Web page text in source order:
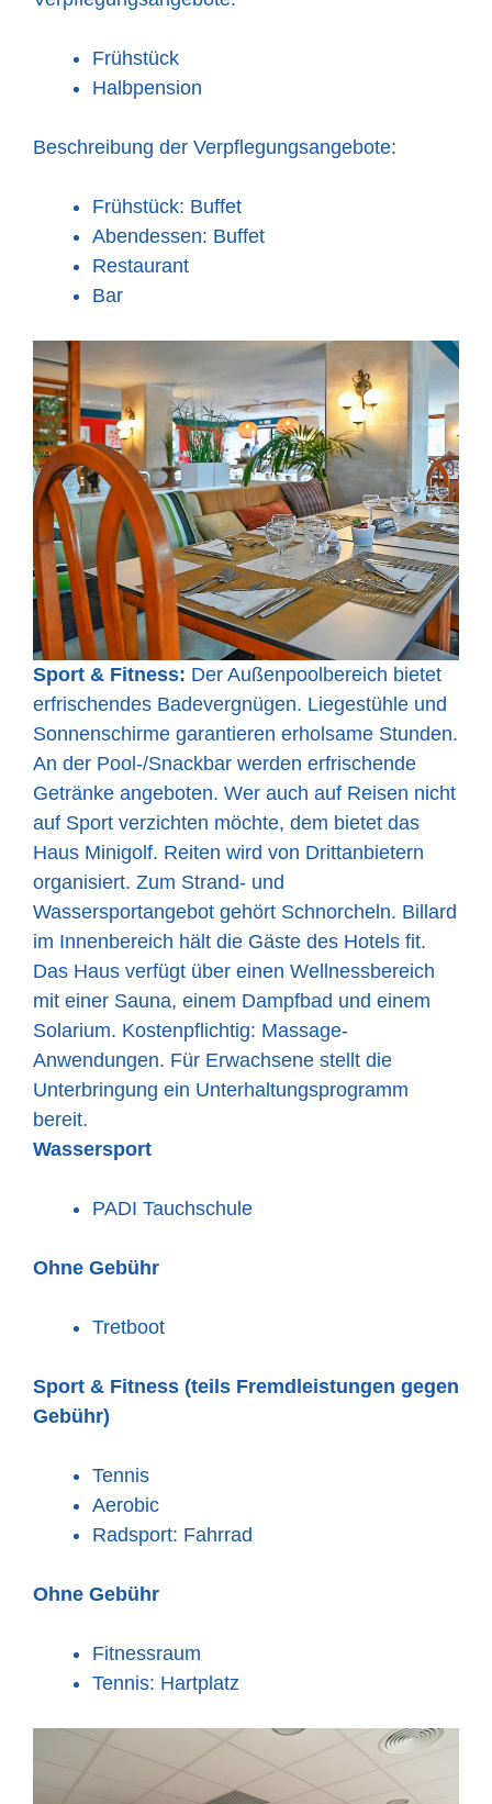
Frühstück
Halbpension
Beschreibung der Verpflegungsangebote:
Frühstück: Buffet
Abendessen: Buffet
Restaurant
Bar
Sport & Fitness: Der Außenpoolbereich bietet
erfrischendes Badevergnügen. Liegestühle und
Sonnenschirme garantieren erholsame Stunden.
An der Pool-/Snackbar werden erfrischende
Getränke angeboten. Wer auch auf Reisen nicht
auf Sport verzichten möchte, dem bietet das
Haus Minigolf. Reiten wird von Drittanbietern
organisiert. Zum Strand- und
Wassersportangebot gehört Schnorcheln. Billard
im Innenbereich hält die Gäste des Hotels fit.
Das Haus verfügt über einen Wellnessbereich
mit einer Sauna, einem Dampfbad und einem
Solarium. Kostenpflichtig: Massage-
Anwendungen. Für Erwachsene stellt die
Unterbringung ein Unterhaltungsprogramm
bereit.
Wassersport
PADI Tauchschule
Ohne Gebühr
Tretboot
Sport & Fitness (teils Fremdleistungen gegen
Gebühr)
Tennis
Aerobic
Radsport: Fahrrad
Ohne Gebühr
Fitnessraum
Tennis: Hartplatz